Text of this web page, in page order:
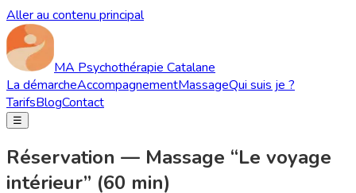
Aller au contenu principal
MA Psychothérapie Catalane
La démarcheAccompagnementMassageQui suis je ?
TarifsBlogContact
☰
Réservation — Massage “Le voyage
intérieur” (60 min)